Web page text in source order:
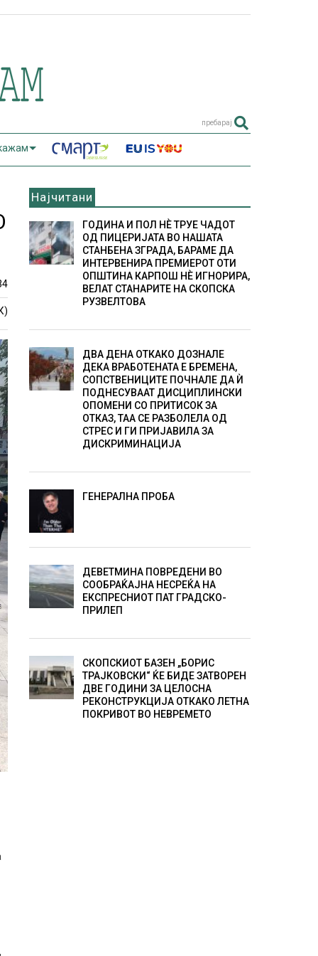
пребарај
Најчитани
ГОДИНА И ПОЛ НÈ ТРУЕ ЧАДОТ
ОД ПИЦЕРИЈАТА ВО НАШАТА
СТАНБЕНА ЗГРАДА, БАРАМЕ ДА
ИНТЕРВЕНИРА ПРЕМИЕРОТ ОТИ
ОПШТИНА КАРПОШ НÈ ИГНОРИРА,
ВЕЛАТ СТАНАРИТЕ НА СКОПСКА
РУЗВЕЛТОВА
ДВА ДЕНА ОТКАКО ДОЗНАЛЕ
ДЕКА ВРАБОТЕНАТА Е БРЕМЕНА,
СОПСТВЕНИЦИТЕ ПОЧНАЛЕ ДА Ѝ
ПОДНЕСУВААТ ДИСЦИПЛИНСКИ
ОПОМЕНИ СО ПРИТИСОК ЗА
ОТКАЗ, ТАА СЕ РАЗБОЛЕЛА ОД
СТРЕС И ГИ ПРИЈАВИЛА ЗА
ДИСКРИМИНАЦИЈА
ГЕНЕРАЛНА ПРОБА
ДЕВЕТМИНА ПОВРЕДЕНИ ВО
СООБРАЌАЈНА НЕСРЕЌА НА
ЕКСПРЕСНИОТ ПАТ ГРАДСКО-
ПРИЛЕП
СКОПСКИОТ БАЗЕН „БОРИС
ТРАЈКОВСКИ“ ЌЕ БИДЕ ЗАТВОРЕН
ДВЕ ГОДИНИ ЗА ЦЕЛОСНА
РЕКОНСТРУКЦИЈА ОТКАКО ЛЕТНА
ПОКРИВОТ ВО НЕВРЕМЕТО